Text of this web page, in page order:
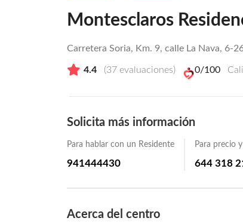
Montesclaros
Carretera Soria, Km. 9, calle La Nava, 6-
4.4 (37 evaluaciones) 0/100
Solicita más información
Para hablar con un Residente
941444430
Para precio
644 318
Acerca del centro